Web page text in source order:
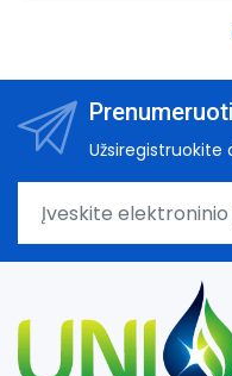
Užsiregistruokite